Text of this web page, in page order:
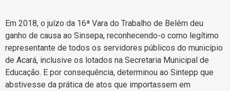
Em 2018, o juízo da 16ª Vara do Trabalho de Belém deu
ganho de causa ao Sinsepa, reconhecendo-o como legítimo
representante de todos os servidores públicos do município
de Acará, inclusive os lotados na Secretaria Municipal de
Educação. E por consequência, determinou ao Sintepp que
abstivesse da prática de atos que importassem em